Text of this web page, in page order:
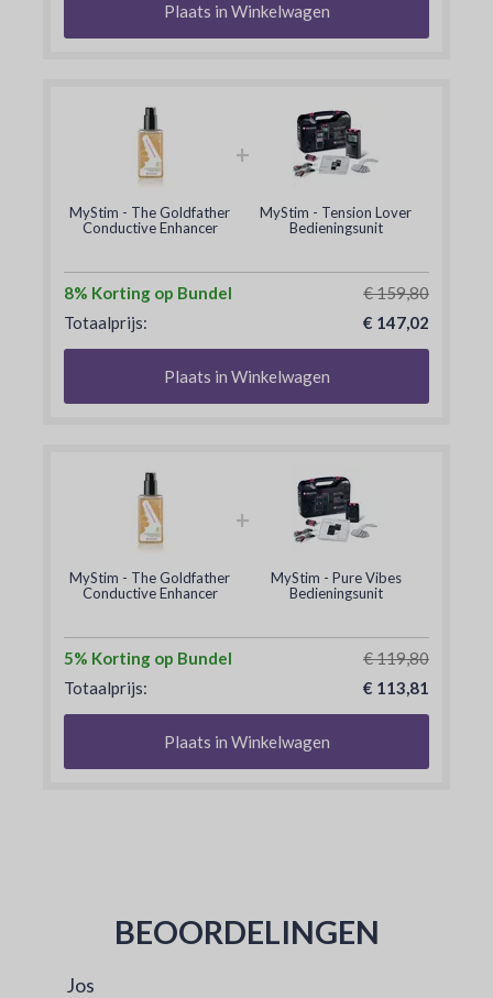
Plaats in Winkelwagen
MyStim - The Goldfather
Conductive Enhancer
+
MyStim - Tension Lover
Bedieningsunit
8% Korting op Bundel
Totaalprijs:
€ 159,80
€ 147,02
Plaats in Winkelwagen
MyStim - The Goldfather
Conductive Enhancer
+
MyStim - Pure Vibes
Bedieningsunit
5% Korting op Bundel
Totaalprijs:
€ 119,80
€ 113,81
Plaats in Winkelwagen
BEOORDELINGEN
Jos